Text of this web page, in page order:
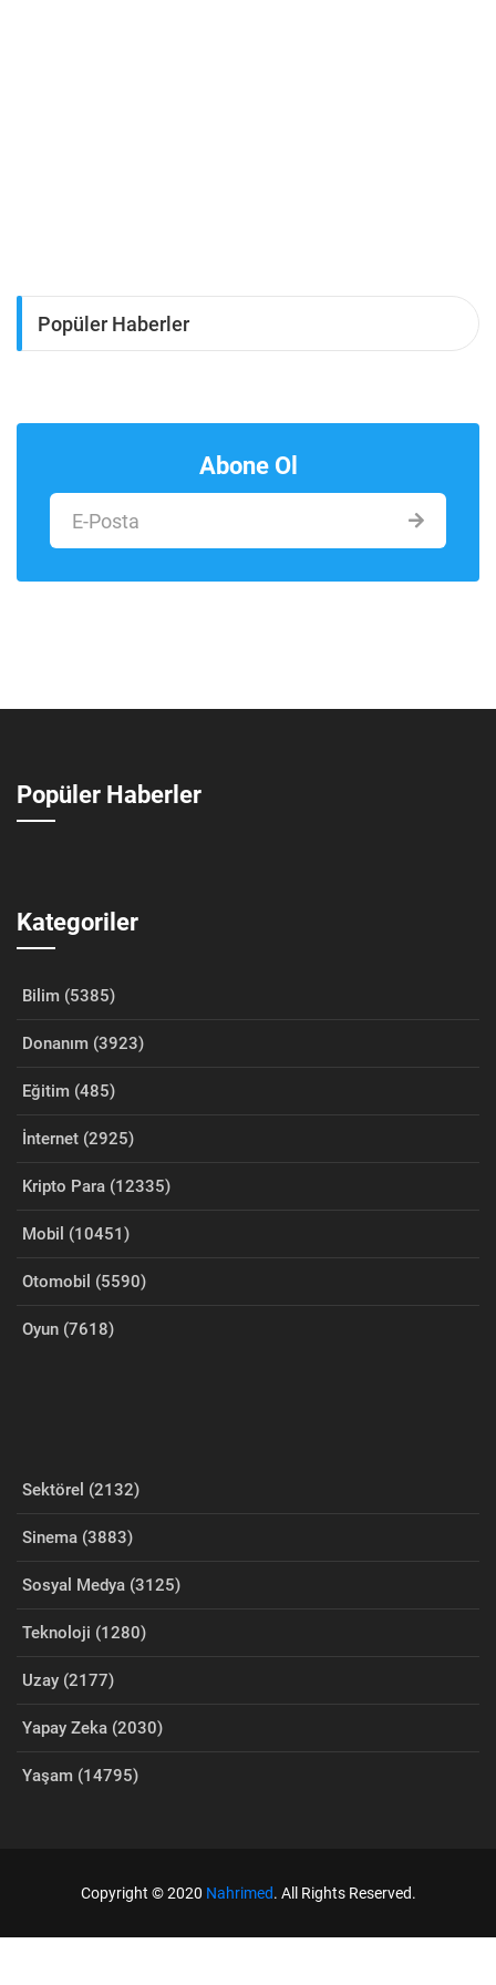
Popüler Haberler
Abone Ol
Popüler Haberler
Kategoriler
Bilim (5385)
Donanım (3923)
Eğitim (485)
İnternet (2925)
Kripto Para (12335)
Mobil (10451)
Otomobil (5590)
Oyun (7618)
Sektörel (2132)
Sinema (3883)
Sosyal Medya (3125)
Teknoloji (1280)
Uzay (2177)
Yapay Zeka (2030)
Yaşam (14795)
Copyright © 2020 Nahrimed. All Rights Reserved.